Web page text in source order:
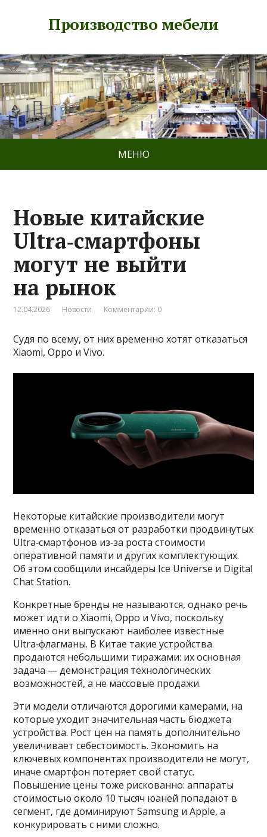
Производство мебели
МЕНЮ
Новые китайские
Ultra‑смартфоны
могут не выйти
на рынок
12.04.2026 Новости Комментарии: 0
Судя по всему, от них временно хотят отказаться
Xiaomi, Oppo и Vivo.
Некоторые китайские производители могут
временно отказаться от разработки продвинутых
Ultra‑смартфонов из‑за роста стоимости
оперативной памяти и других комплектующих.
Об этом сообщили инсайдеры Ice Universe и Digital
Chat Station.
Конкретные бренды не называются, однако речь
может идти о Xiaomi, Oppo и Vivo, поскольку
именно они выпускают наиболее известные
Ultra‑флагманы. В Китае такие устройства
продаются небольшими тиражами: их основная
задача — демонстрация технологических
возможностей, а не массовые продажи.
Эти модели отличаются дорогими камерами, на
которые уходит значительная часть бюджета
устройства. Рост цен на память дополнительно
увеличивает себестоимость. Экономить на
ключевых компонентах производители не могут,
иначе смартфон потеряет свой статус.
Повышение цены тоже рискованно: аппараты
стоимостью около 10 тысяч юаней попадают в
сегмент, где доминируют Samsung и Apple, а
конкурировать с ними сложно.